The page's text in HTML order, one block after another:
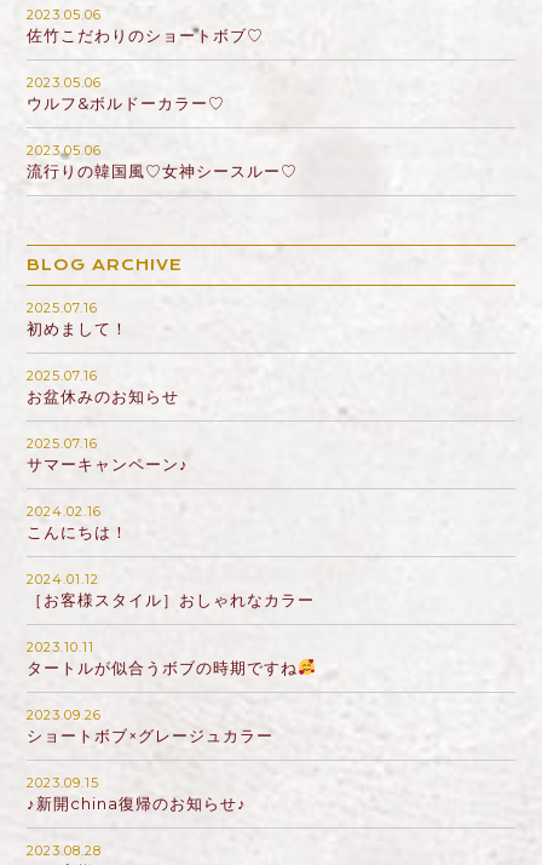
2023.05.06
佐竹こだわりのショートボブ♡
2023.05.06
ウルフ&ボルドーカラー♡
2023.05.06
流行りの韓国風♡女神シースルー♡
BLOG ARCHIVE
2025.07.16
初めまして！
2025.07.16
お盆休みのお知らせ
2025.07.16
サマーキャンペーン♪
2024.02.16
こんにちは！
2024.01.12
［お客様スタイル］おしゃれなカラー
2023.10.11
タートルが似合うボブの時期ですね
2023.09.26
ショートボブ×グレージュカラー
2023.09.15
♪新開china復帰のお知らせ♪
2023.08.28